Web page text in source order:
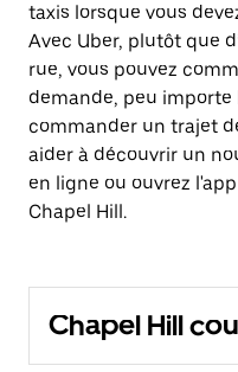
taxis lorsque vous
Avec Uber, plutôt que
rue, vous pouvez
demande, peu importe
commander un trajet
aider à découvrir un
en ligne ou ouvrez
Chapel Hill.
Chapel Hill